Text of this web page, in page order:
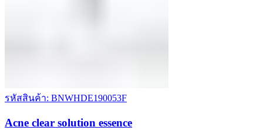
รหัสสินค้า: BNWHDE190053F
Acne clear solution essence